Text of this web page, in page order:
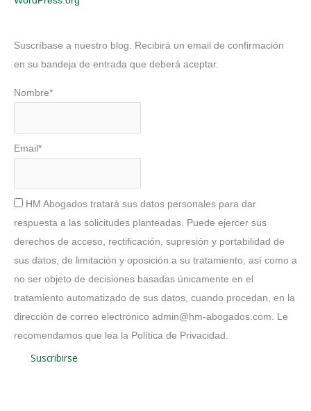
Suscríbase a nuestro blog. Recibirá un email de confirmación
en su bandeja de entrada que deberá aceptar.
Nombre*
Email*
HM Abogados tratará sus datos personales para dar
respuesta a las solicitudes planteadas. Puede ejercer sus
derechos de acceso, rectificación, supresión y portabilidad de
sus datos, de limitación y oposición a su tratamiento, así como a
no ser objeto de decisiones basadas únicamente en el
tratamiento automatizado de sus datos, cuando procedan, en la
dirección de correo electrónico admin@hm-abogados.com. Le
recomendamos que lea la Política de Privacidad.